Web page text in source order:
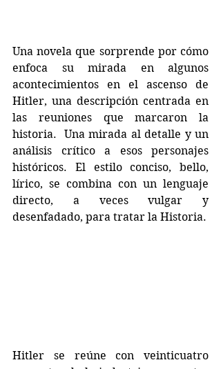
Una novela que sorprende por cómo
enfoca su mirada en algunos
acontecimientos en el ascenso de
Hitler, una descripción centrada en
las reuniones que marcaron la
historia.  Una mirada al detalle y un
análisis crítico a esos personajes
históricos. El estilo conciso, bello,
lírico, se combina con un lenguaje
directo, a veces vulgar y
Hitler se reúne con veinticuatro